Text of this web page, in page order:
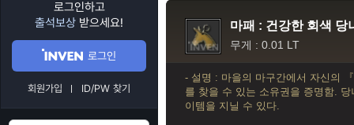
로그인하고
출석보상 받으세요!
로그인
회원가입 ID/PW 찾기
마패 : 건강한 회색 당
무게 : 0.01 LT
- 설명 : 마을의 마구간에서 자신의
를 찾을 수 있는 소유권을 증명함.
이템을 지닐 수 있다.